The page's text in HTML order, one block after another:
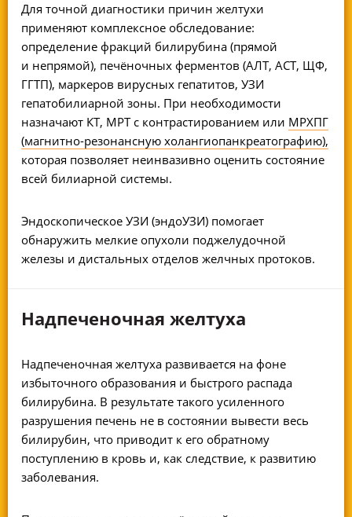
Для точной диагностики причин желтухи
применяют комплексное обследование:
определение фракций билирубина (прямой
и непрямой), печёночных ферментов (АЛТ, АСТ, ЩФ,
ГГТП), маркеров вирусных гепатитов, УЗИ
гепатобилиарной зоны. При необходимости
назначают КТ, МРТ с контрастированием или МРХПГ
(магнитно-резонансную холангиопанкреатографию),
которая позволяет неинвазивно оценить состояние
всей билиарной системы.
Эндоскопическое УЗИ (эндоУЗИ) помогает
обнаружить мелкие опухоли поджелудочной
железы и дистальных отделов желчных протоков.
Надпеченочная желтуха
Надпеченочная желтуха развивается на фоне
избыточного образования и быстрого распада
билирубина. В результате такого усиленного
разрушения печень не в состоянии вывести весь
билирубин, что приводит к его обратному
поступлению в кровь и, как следствие, к развитию
заболевания.